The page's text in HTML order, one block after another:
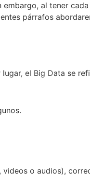
al tener
párrafos
el Big Data se
videos o audios),